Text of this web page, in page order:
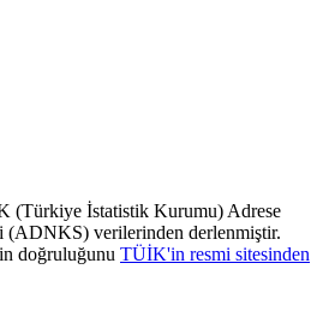
(Türkiye İstatistik Kurumu) Adrese
(ADNKS) verilerinden derlenmiştir.
doğruluğunu TÜİK'in resmi sitesinden